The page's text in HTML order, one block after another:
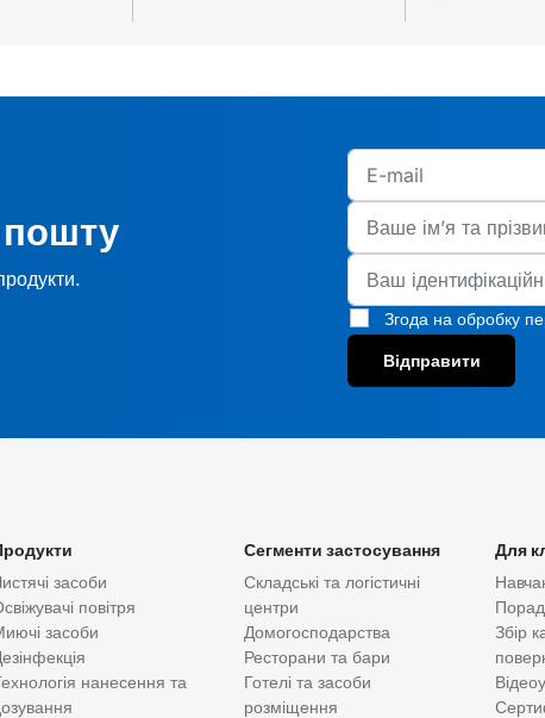
пошту
Згода на обробку
Відправити
засоби
повітря
засоби
нанесення та
Сегменти застосування
Складські та логістичні
центри
Домогосподарства
Ресторани та бари
Готелі та засоби
розміщення
Для
Збір